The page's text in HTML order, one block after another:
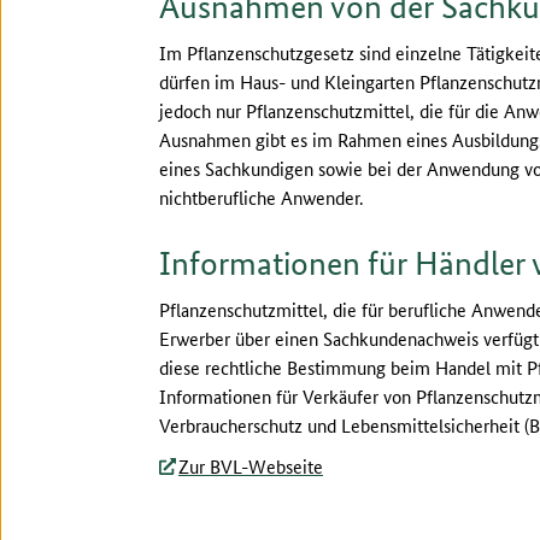
Im Pflanzenschutzgesetz sind einzelne
dürfen im Haus- und Kleingarten
jedoch nur Pflanzenschutzmittel, die für die
Ausnahmen gibt es im Rahmen eines
eines Sachkundigen sowie bei der Anwendung
nichtberufliche Anwender.
Informationen für Händler
Pflanzenschutzmittel, die für berufliche
Erwerber über einen Sachkundenachweis
diese rechtliche Bestimmung beim Handel mit
Informationen für Verkäufer von
Verbraucherschutz und Lebensmittelsicherheit
Zur BVL-Webseite